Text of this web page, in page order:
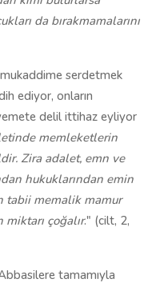
da bırakmamalarını
serdetmek
ediyor, onların
delil ittihaz eyliyor
memleketlerin
Zira adalet, emn ve
hukuklarından emin
tabii memalik mamur
çoğalır." (cilt, 2,
tamamıyla